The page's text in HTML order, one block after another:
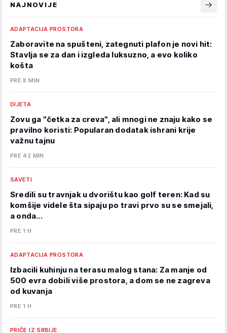
NAJNOVIJE
ADAPTACIJA PROSTORA
Zaboravite na spušteni, zategnuti plafon je novi hit:
Stavlja se za dan i izgleda luksuzno, a evo koliko
košta
PRE 8 MIN
DIJETA
Zovu ga "četka za creva", ali mnogi ne znaju kako se
pravilno koristi: Popularan dodatak ishrani krije
važnu tajnu
PRE 42 MIN
SAVETI
Sredili su travnjak u dvorištu kao golf teren: Kad su
komšije videle šta sipaju po travi prvo su se smejali,
a onda...
PRE 1 H
ADAPTACIJA PROSTORA
Izbacili kuhinju na terasu malog stana: Za manje od
500 evra dobili više prostora, a dom se ne zagreva
od kuvanja
PRE 1 H
PRIČE IZ SRBIJE